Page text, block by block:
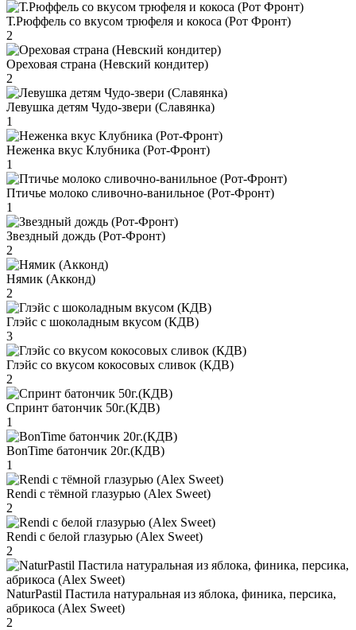
Т.Рюффель со вкусом трюфеля и кокоса (Рот Фронт)
2
Ореховая страна (Невский кондитер)
2
Левушка детям Чудо-звери (Славянка)
1
Неженка вкус Клубника (Рот-Фронт)
1
Птичье молоко сливочно-ванильное (Рот-Фронт)
1
Звездный дождь (Рот-Фронт)
2
Нямик (Акконд)
2
Глэйс с шоколадным вкусом (КДВ)
3
Глэйс со вкусом кокосовых сливок (КДВ)
2
Спринт батончик 50г.(КДВ)
1
BonTime батончик 20г.(КДВ)
1
Rendi с тёмной глазурью (Alex Sweet)
2
Rendi с белой глазурью (Alex Sweet)
2
NaturPastil Пастила натуральная из яблока, финика, персика,
абрикоса (Alex Sweet)
2